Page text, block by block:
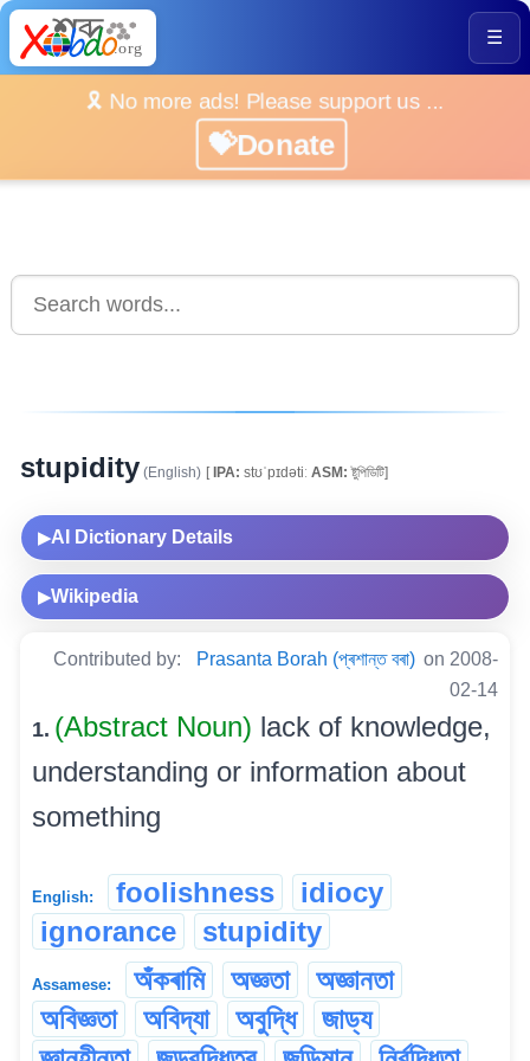
☰
🎗️ No more ads! Please support us ...
💝Donate
stupidity (English) [IPA: stʊˈpɪdətiː ASM: ষ্টুপিডিটি]
▶AI Dictionary Details
▶Wikipedia
Contributed by: Prasanta Borah (প্ৰশান্ত বৰা) on 2008-
02-14
1. (Abstract Noun) lack of knowledge,
understanding or information about
something
English: foolishness
idiocy
ignorance
stupidity
Assamese: অঁকৰামি অজ্ঞতা
অজ্ঞানতা
অবিজ্ঞতা
অবিদ্যা অবুদ্ধি
জাড্য